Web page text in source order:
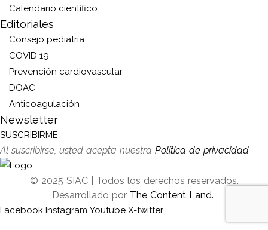
Calendario científico
Editoriales
Consejo pediatría
COVID 19
Prevención cardiovascular
DOAC
Anticoagulación
Newsletter
SUSCRIBIRME
Al suscribirse, usted acepta nuestra Política de privacidad
© 2025 SIAC | Todos los derechos reservados.
Desarrollado por The Content Land.
Facebook Instagram Youtube X-twitter